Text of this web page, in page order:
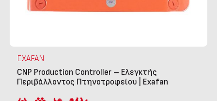
EXAFAN
CNP Production Controller – Ελεγκτής
Περιβάλλοντος Πτηνοτροφείου | Exafan